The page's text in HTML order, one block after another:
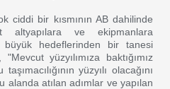
ciddi bir kısmının AB dahilinde
altyapılara ve ekipmanlara
büyük hedeflerinden bir tanesi
yüzyılımıza baktığımız
yüzyılı olacağını
alanda atılan adımlar ve yapılan